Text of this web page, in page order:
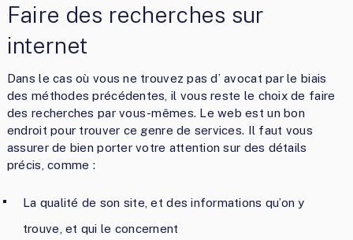
Faire des recherches sur
internet
Dans le cas où vous ne trouvez pas d’ avocat par le biais
des méthodes précédentes, il vous reste le choix de faire
des recherches par vous-mêmes. Le web est un bon
endroit pour trouver ce genre de services. Il faut vous
assurer de bien porter votre attention sur des détails
précis, comme :
La qualité de son site, et des informations qu’on y
trouve, et qui le concernent